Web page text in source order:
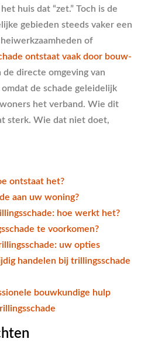
huis dat “zet.” Toch is de
gebieden steeds vaker een
of
ontstaat vaak door bouw-
de directe omgeving van
de schade geleidelijk
het verband. Wie dit
sterk. Wie dat niet doet,
ontstaat het?
aan uw woning?
hoe werkt het?
te voorkomen?
uw opties
handelen bij trillingsschade
bouwkundige hulp